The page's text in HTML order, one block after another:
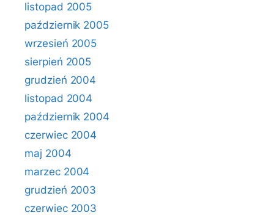
listopad 2005
październik 2005
wrzesień 2005
sierpień 2005
grudzień 2004
listopad 2004
październik 2004
czerwiec 2004
maj 2004
marzec 2004
grudzień 2003
czerwiec 2003